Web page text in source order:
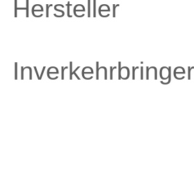
Hersteller
Inverkehrbringer